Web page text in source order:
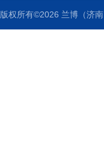
版权所有©2026 兰博（济